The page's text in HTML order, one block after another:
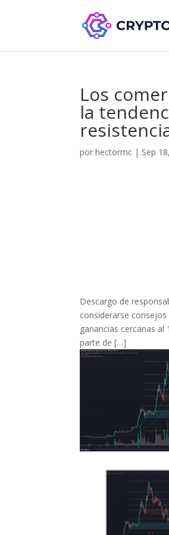
Los
la
porhectormc | Sep
Descargo de
considerarse
ganancias cercanas
parte de […]